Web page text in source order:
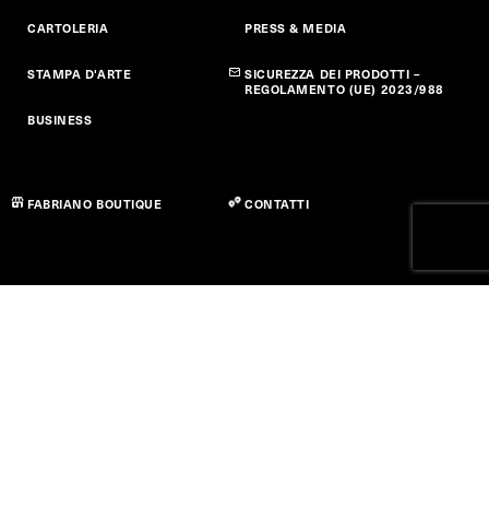
CARTOLERIA
STAMPA D'ARTE
BUSINESS
PRESS & MEDIA
SICUREZZA DEI PRODOTTI –
REGOLAMENTO (UE) 2023/988
FABRIANO BOUTIQUE CONTATTI